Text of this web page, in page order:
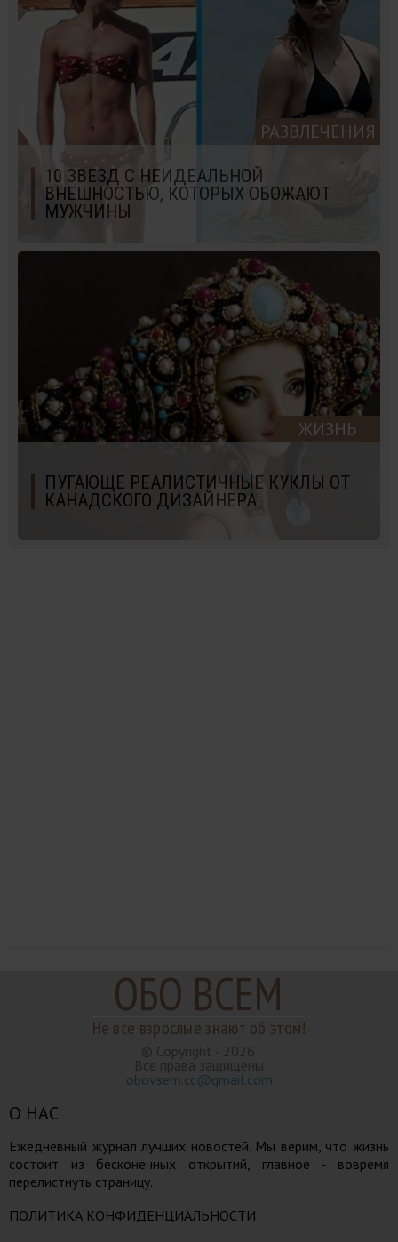
РАЗВЛЕЧЕНИЯ
10 ЗВЕЗД С НЕИДЕАЛЬНОЙ
ВНЕШНОСТЬЮ, КОТОРЫХ ОБОЖАЮТ
МУЖЧИНЫ
ЖИЗНЬ
ПУГАЮЩЕ РЕАЛИСТИЧНЫЕ КУКЛЫ ОТ
КАНАДСКОГО ДИЗАЙНЕРА
ОБО ВСЕМ
Не все взрослые знают об этом!
© Copyright - 2026.
Все права защищены
obovsem.cc@gmail.com
О НАС
Ежедневный журнал лучших новостей. Мы верим, что жизнь
состоит из бесконечных открытий, главное - вовремя
перелистнуть страницу.
ПОЛИТИКА КОНФИДЕНЦИАЛЬНОСТИ